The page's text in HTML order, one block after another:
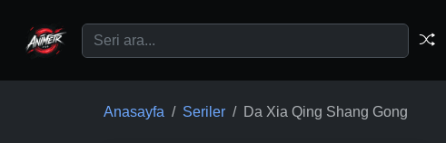
Anasayfa Seriler Da Xia Qing Shang Gong